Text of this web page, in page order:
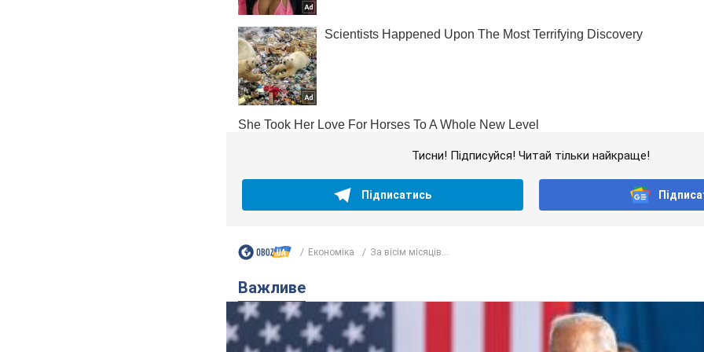
Тисни! Підписуйся! Читай тільки найкраще!
Підписатись
Економіка За вісім місяців...
Важливе